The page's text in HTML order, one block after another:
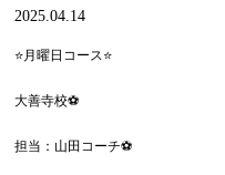
2025.04.14
⭐️月曜日コース⭐️
大善寺校⚽️
担当：山田コーチ⚽️